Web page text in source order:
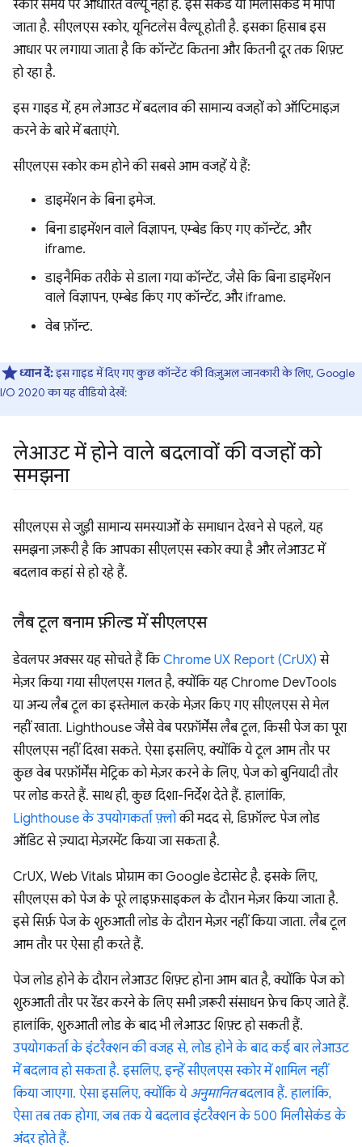
स्कोर समय पर आधारित वैल्यू नहीं है. इसे सेकंड या मिलीसेकंड में मापा
जाता है. सीएलएस स्कोर, यूनिटलेस वैल्यू होती है. इसका हिसाब इस
आधार पर लगाया जाता है कि कॉन्टेंट कितना और कितनी दूर तक शिफ़्ट
हो रहा है.
इस गाइड में, हम लेआउट में बदलाव की सामान्य वजहों को ऑप्टिमाइज़
करने के बारे में बताएंगे.
सीएलएस स्कोर कम होने की सबसे आम वजहें ये हैं:
डाइमेंशन के बिना इमेज.
बिना डाइमेंशन वाले विज्ञापन, एम्बेड किए गए कॉन्टेंट, और
iframe.
डाइनैमिक तरीके से डाला गया कॉन्टेंट, जैसे कि बिना डाइमेंशन
वाले विज्ञापन, एम्बेड किए गए कॉन्टेंट, और iframe.
वेब फ़ॉन्ट.
ध्यान दें:इस गाइड में दिए गए कुछ कॉन्टेंट की विज़ुअल जानकारी के लिए, Google
I/O 2020 का यह वीडियो देखें:
लेआउट में होने वाले बदलावों की वजहों को
समझना
सीएलएस से जुड़ी सामान्य समस्याओं के समाधान देखने से पहले, यह
समझना ज़रूरी है कि आपका सीएलएस स्कोर क्या है और लेआउट में
बदलाव कहां से हो रहे हैं.
लैब टूल बनाम फ़ील्ड में सीएलएस
डेवलपर अक्सर यह सोचते हैं किChrome UX Report (CrUX) से
मेज़र किया गया सीएलएस गलत है, क्योंकि यह Chrome DevTools
या अन्य लैब टूल का इस्तेमाल करके मेज़र किए गए सीएलएस से मेल
नहीं खाता. Lighthouse जैसे वेब परफ़ॉर्मेंस लैब टूल, किसी पेज का पूरा
सीएलएस नहीं दिखा सकते. ऐसा इसलिए, क्योंकि ये टूल आम तौर पर
कुछ वेब परफ़ॉर्मेंस मेट्रिक को मेज़र करने के लिए, पेज को बुनियादी तौर
पर लोड करते हैं. साथ ही, कुछ दिशा-निर्देश देते हैं. हालांकि,
Lighthouse के उपयोगकर्ता फ़्लोकी मदद से, डिफ़ॉल्ट पेज लोड
ऑडिट से ज़्यादा मेज़रमेंट किया जा सकता है.
CrUX, Web Vitals प्रोग्राम का Google डेटासेट है. इसके लिए,
सीएलएस को पेज के पूरे लाइफ़साइकल के दौरान मेज़र किया जाता है.
इसे सिर्फ़ पेज के शुरुआती लोड के दौरान मेज़र नहीं किया जाता. लैब टूल
आम तौर पर ऐसा ही करते हैं.
पेज लोड होने के दौरान लेआउट शिफ़्ट होना आम बात है, क्योंकि पेज को
शुरुआती तौर पर रेंडर करने के लिए सभी ज़रूरी संसाधन फ़ेच किए जाते हैं.
हालांकि, शुरुआती लोड के बाद भी लेआउट शिफ़्ट हो सकती हैं.
उपयोगकर्ता के इंटरैक्शन की वजह से, लोड होने के बाद कई बार लेआउट
में बदलाव हो सकता है. इसलिए, इन्हें सीएलएस स्कोर में शामिल नहीं
किया जाएगा. ऐसा इसलिए, क्योंकि ये अनुमानितबदलाव हैं. हालांकि,
ऐसा तब तक होगा, जब तक ये बदलाव इंटरैक्शन के 500 मिलीसेकंड के
अंदर होते हैं.